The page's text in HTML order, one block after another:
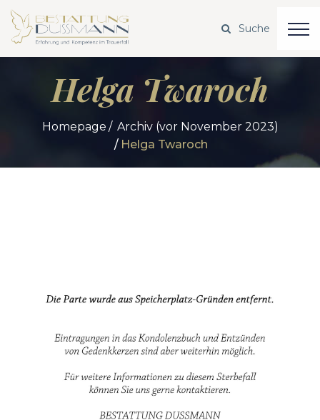
Helga Twaroch
Homepage
Archiv (vor November 2023)
Helga Twaroch